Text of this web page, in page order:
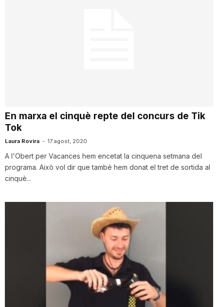
En marxa el cinquè repte del concurs de Tik
Tok
Laura Rovira - 17 agost, 2020
A l'Obert per Vacances hem encetat la cinquena setmana del
programa. Això vol dir que també hem donat el tret de sortida al
cinquè...